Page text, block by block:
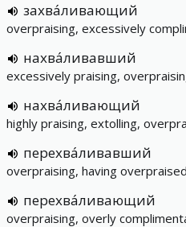
захва́ливающий
overpraising, excessively
нахва́ливавший
excessively praising,
нахва́ливающий
highly praising, extolling,
перехва́ливавший
overpraising, having
перехва́ливающий
overpraising, overly